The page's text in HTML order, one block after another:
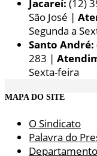
Jacareí: (12)
São José |
Segunda a
Santo André:
283 |
Sexta-feira
MAPA DO SITE
O Sindicato
Palavra do